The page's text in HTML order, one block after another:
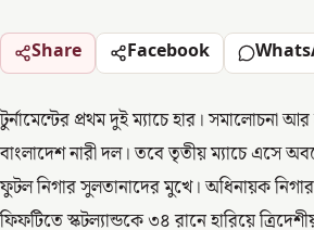
Share Facebook
টুর্নামেন্টের প্রথম দুই ম্যাচে হার। সমালোচনা
বাংলাদেশ নারী দল। তবে তৃতীয় ম্যাচে এসে
ফুটল নিগার সুলতানাদের মুখে। অধিনায়ক নিগার
ফিফটিতে স্কটল্যান্ডকে ৩৪ রানে হারিয়ে